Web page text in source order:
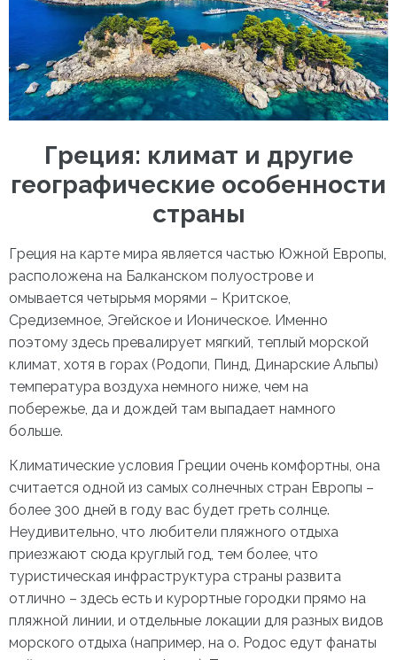
Греция: климат и другие
географические особенности
страны
Греция на карте мира является частью Южной Европы,
расположена на Балканском полуострове и
омывается четырьмя морями – Критское,
Средиземное, Эгейское и Ионическое. Именно
поэтому здесь превалирует мягкий, теплый морской
климат, хотя в горах (Родопи, Пинд, Динарские Альпы)
температура воздуха немного ниже, чем на
побережье, да и дождей там выпадает намного
больше.
Климатические условия Греции очень комфортны, она
считается одной из самых солнечных стран Европы –
более 300 дней в году вас будет греть солнце.
Неудивительно, что любители пляжного отдыха
приезжают сюда круглый год, тем более, что
туристическая инфраструктура страны развита
отлично – здесь есть и курортные городки прямо на
пляжной линии, и отдельные локации для разных видов
морского отдыха (например, на о. Родос едут фанаты